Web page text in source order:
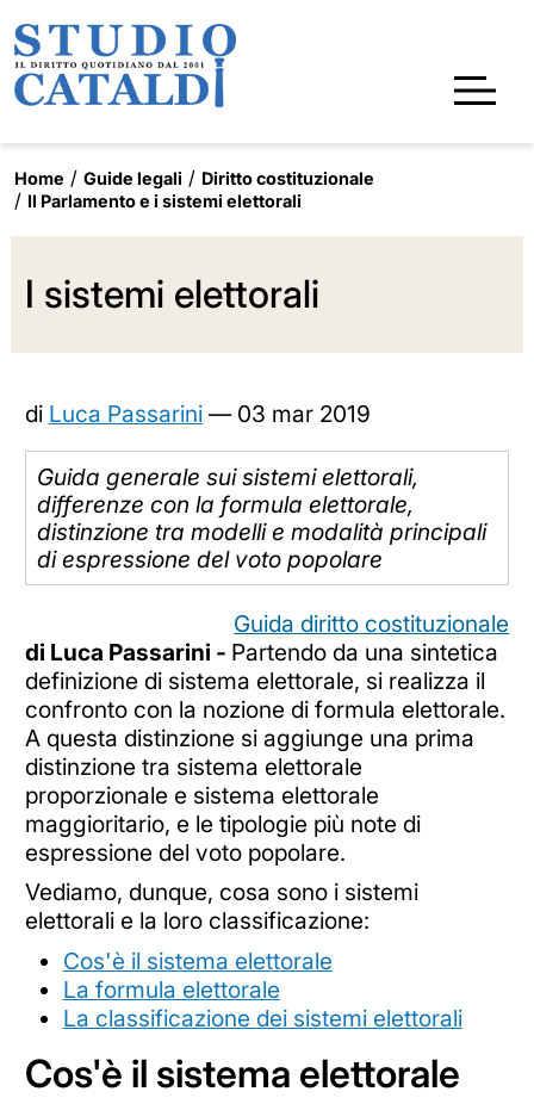
Home Guide legali
Diritto costituzionale
Il Parlamento e i sistemi elettorali
I sistemi elettorali
di Luca Passarini— 03 mar 2019
Guida generale sui sistemi elettorali,
differenze con la formula elettorale,
distinzione tra modelli e modalità principali
di espressione del voto popolare
Guida diritto costituzionale
di Luca Passarini - Partendo da una sintetica
definizione di sistema elettorale, si realizza il
confronto con la nozione di formula elettorale.
A questa distinzione si aggiunge una prima
distinzione tra sistema elettorale
proporzionale e sistema elettorale
maggioritario, e le tipologie più note di
espressione del voto popolare.
Vediamo, dunque, cosa sono i sistemi
elettorali e la loro classificazione:
Cos'è il sistema elettorale
La formula elettorale
La classificazione dei sistemi elettorali
Cos'è il sistema elettorale